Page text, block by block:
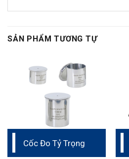
SẢN PHẨM TƯƠNG TỰ
Cốc Đo Tỷ Trọng